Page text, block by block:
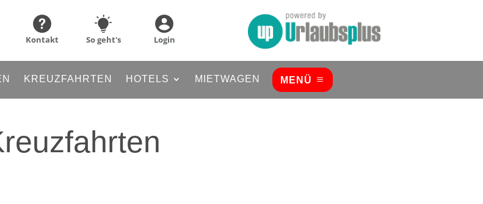
Kontakt So geht's Login
KREUZFAHRTEN HOTELS MIETWAGEN MENÜ